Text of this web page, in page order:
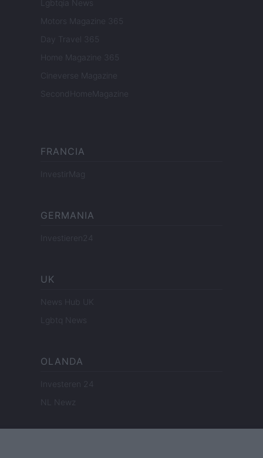
Lgbtqia News
Motors Magazine 365
Day Travel 365
Home Magazine 365
Cineverse Magazine
SecondHomeMagazine
FRANCIA
InvestirMag
GERMANIA
Investieren24
UK
News Hub UK
Lgbtq News
OLANDA
Investeren 24
NL Newz